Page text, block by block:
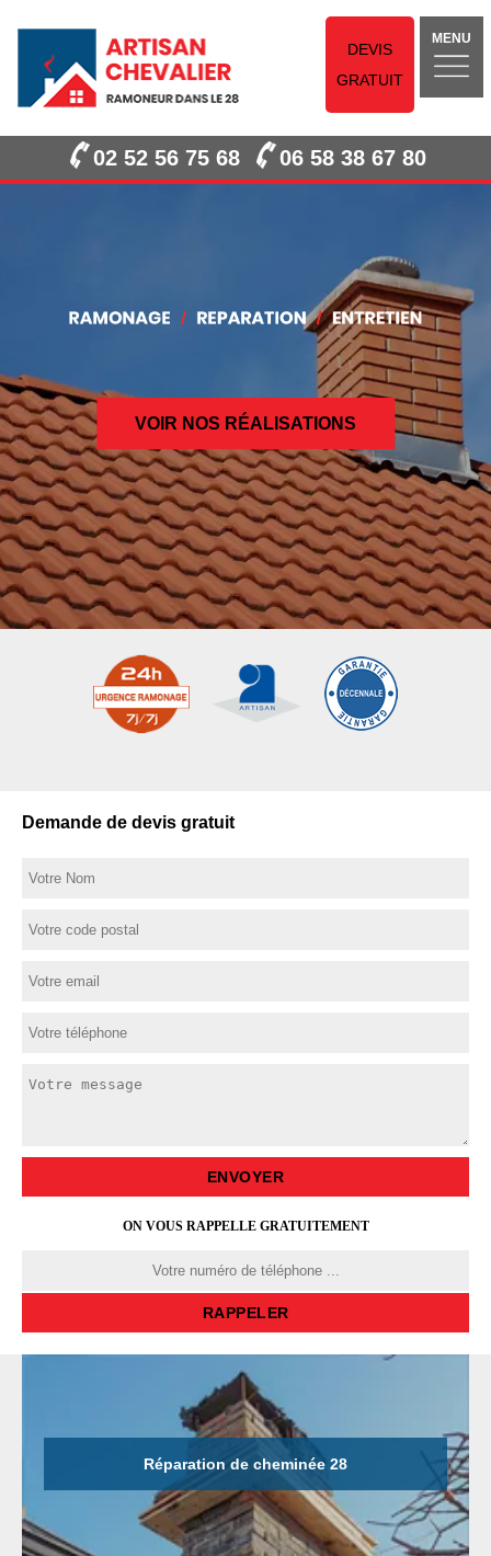
DEVIS
GRATUIT
MENU
02 52 56 75 68 06 58 38 67 80
VOIR NOS RÉALISATIONS
Demande de devis gratuit
ON VOUS RAPPELLE GRATUITEMENT
Réparation de cheminée 28